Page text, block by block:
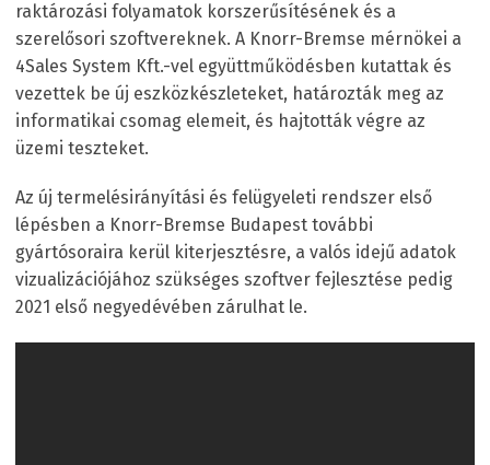
raktározási folyamatok korszerűsítésének és a
szerelősori szoftvereknek. A Knorr-Bremse mérnökei a
4Sales System Kft.-vel együttműködésben kutattak és
vezettek be új eszközkészleteket, határozták meg az
informatikai csomag elemeit, és hajtották végre az
üzemi teszteket.
Az új termelésirányítási és felügyeleti rendszer első
lépésben a Knorr-Bremse Budapest további
gyártósoraira kerül kiterjesztésre, a valós idejű adatok
vizualizációjához szükséges szoftver fejlesztése pedig
2021 első negyedévében zárulhat le.